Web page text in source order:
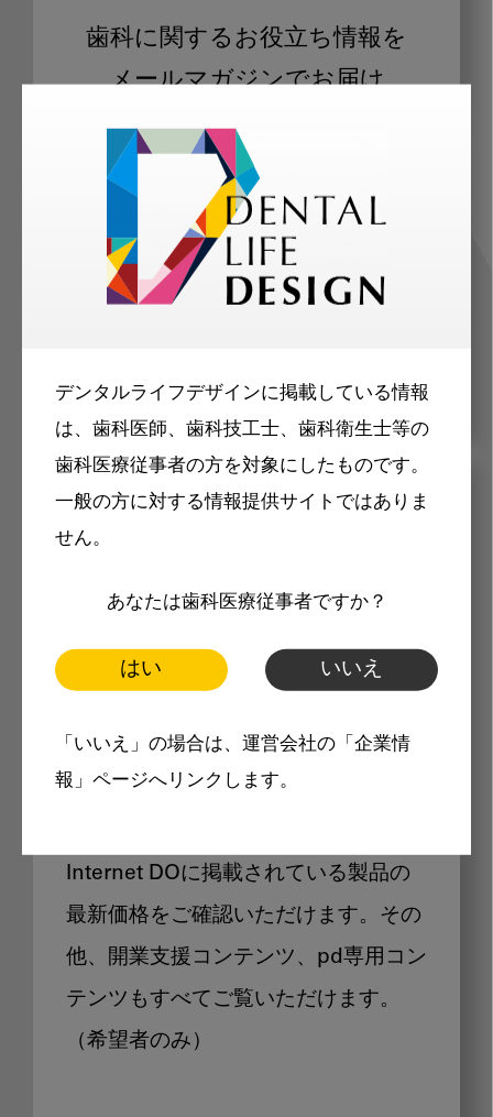
デンタルライフデザインに掲載している情報
は、歯科医師、歯科技工士、歯科衛生士等の
歯科医療従事者の方を対象にしたものです。
一般の方に対する情報提供サイトではありま
せん。
あなたは歯科医療従事者ですか？
はい いいえ
「いいえ」の場合は、運営会社の「企業情
報」ページへリンクします。
歯科に関するお役立ち情報を
メールマガジンでお届け
ご登録いただいた職種（歯科医師、歯
科衛生士、歯科技工士）に合わせた内
容のメールマガジンをお届けします。
メリット
製品価格も閲覧可能
Internet DOに掲載されている製品の
最新価格をご確認いただけます。その
他、開業支援コンテンツ、pd専用コン
テンツもすべてご覧いただけます。
（希望者のみ）